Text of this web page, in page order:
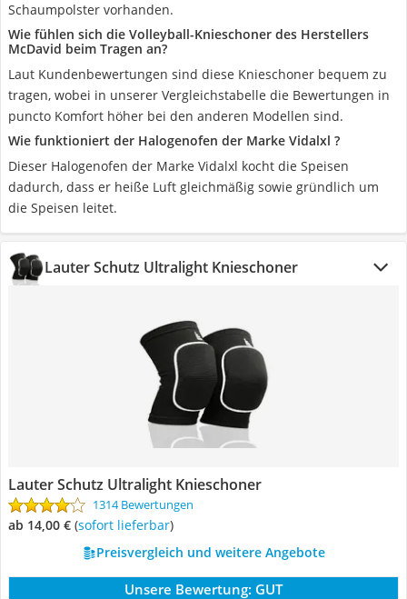
Schaumpolster vorhanden.
Wie fühlen sich die Volleyball-Knieschoner des Herstellers
McDavid beim Tragen an?
Laut Kundenbewertungen sind diese Knieschoner bequem zu
tragen, wobei in unserer Vergleichstabelle die Bewertungen in
puncto Komfort höher bei den anderen Modellen sind.
Wie funktioniert der Halogenofen der Marke Vidalxl ?
Dieser Halogenofen der Marke Vidalxl kocht die Speisen
dadurch, dass er heiße Luft gleichmäßig sowie gründlich um
die Speisen leitet.
Lauter Schutz Ultralight Knieschoner
Lauter Schutz Ultralight Knieschoner
1314 Bewertungen
ab 14,00 € ( Sofort lieferbar)
Preisvergleich und weitere Angebote
Unsere Bewertung: GUT